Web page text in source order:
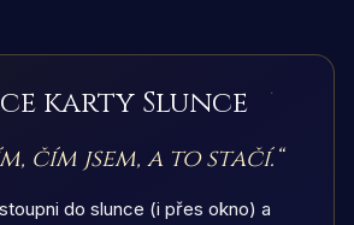
karty Slunce
čím jsem, a to stačí.“
do slunce (i přes okno) a